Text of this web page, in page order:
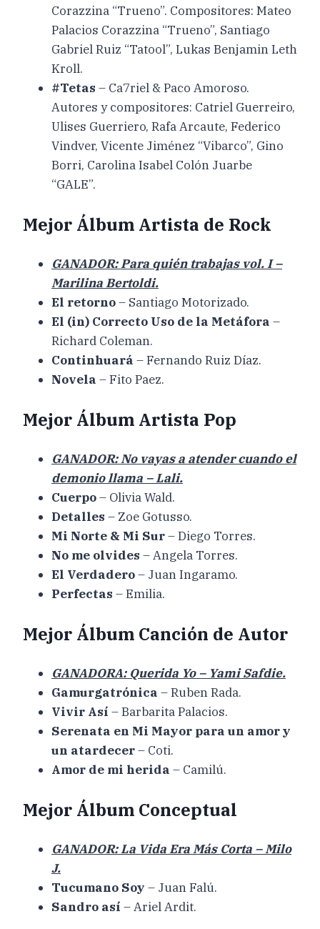
Corazzina “Trueno”. Compositores: Mateo
Palacios Corazzina “Trueno”, Santiago
Gabriel Ruiz “Tatool”, Lukas Benjamin Leth
Kroll.
#Tetas – Ca7riel & Paco Amoroso.
Autores y compositores: Catriel Guerreiro,
Ulises Guerriero, Rafa Arcaute, Federico
Vindver, Vicente Jiménez “Vibarco”, Gino
Borri, Carolina Isabel Colón Juarbe
“GALE”.
Mejor Álbum Artista de Rock
GANADOR: Para quién trabajas vol. I –
Marilina Bertoldi.
El retorno– Santiago Motorizado.
El (in) Correcto Uso de la Metáfora –
Richard Coleman.
Continhuará – Fernando Ruiz Díaz.
Novela – Fito Paez.
Mejor Álbum Artista Pop
GANADOR: No vayas a atender cuando el
demonio llama – Lali.
Cuerpo– Olivia Wald.
Detalles – Zoe Gotusso.
Mi Norte & Mi Sur– Diego Torres.
No me olvides – Angela Torres.
El Verdadero– Juan Ingaramo.
Perfectas – Emilia.
Mejor Álbum Canción de Autor
GANADORA: Querida Yo – Yami Safdie.
Gamurgatrónica – Ruben Rada.
Vivir Así – Barbarita Palacios.
Serenata en Mi Mayor para un amor y
un atardecer– Coti.
Amor de mi herida – Camilú.
Mejor Álbum Conceptual
GANADOR: La Vida Era Más Corta – Milo
J.
Tucumano Soy – Juan Falú.
Sandro así – Ariel Ardit.